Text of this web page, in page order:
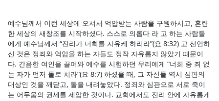
예수님께서 이런 세상에 오셔서 억압받는 사람을 구원하시고, 혼란
한 세상의 새창조를 시작하셨다. 스스로 의롭다 라 고 하는 사람들
에게 예수님께서 “진리가 너희를 자유케 하리라”(요 8:32) 고 선언하
신 것은 정죄와 억압을 하는 자들도 정작 자유롭지 않았기 때문이
다. 간음한 여인을 끌어와 예수를 시험하던 무리에게 “너희 중 죄 없
는 자가 먼저 돌로 치라”(요 8:7) 하셨을 때, 그 자신들 역시 심판의
대상인 것을 깨닫고, 돌을 내려놓았다. 정죄와 심판으로 서로 죽이
는 어두움의 권세를 제압한 것이다. 교회에서도 진리 안에 자유롭게